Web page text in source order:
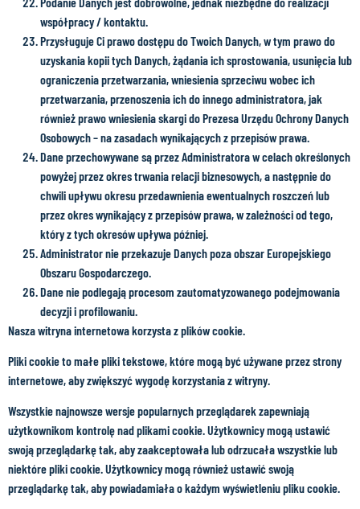
współpracy / kontaktu.
Przysługuje Ci prawo dostępu do Twoich Danych, w tym prawo do
uzyskania kopii tych Danych, żądania ich sprostowania, usunięcia lub
ograniczenia przetwarzania, wniesienia sprzeciwu wobec ich
przetwarzania, przenoszenia ich do innego administratora, jak
również prawo wniesienia skargi do Prezesa Urzędu Ochrony Danych
Osobowych – na zasadach wynikających z przepisów prawa.
Dane przechowywane są przez Administratora w celach określonych
powyżej przez okres trwania relacji biznesowych, a następnie do
chwili upływu okresu przedawnienia ewentualnych roszczeń lub
przez okres wynikający z przepisów prawa, w zależności od tego,
który z tych okresów upływa później.
Administrator nie przekazuje Danych poza obszar Europejskiego
Obszaru Gospodarczego.
Dane nie podlegają procesom zautomatyzowanego podejmowania
decyzji i profilowaniu.
Nasza witryna internetowa korzysta z plików cookie.
Pliki cookie to małe pliki tekstowe, które mogą być używane przez strony
internetowe, aby zwiększyć wygodę korzystania z witryny.
Wszystkie najnowsze wersje popularnych przeglądarek zapewniają
użytkownikom kontrolę nad plikami cookie. Użytkownicy mogą ustawić
swoją przeglądarkę tak, aby zaakceptowała lub odrzucała wszystkie lub
niektóre pliki cookie. Użytkownicy mogą również ustawić swoją
przeglądarkę tak, aby powiadamiała o każdym wyświetleniu pliku cookie.